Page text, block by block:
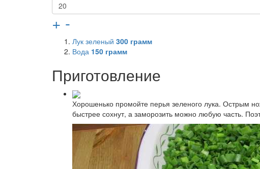
+ -
Лук зеленый 300 грамм
Вода 150 грамм
Приготовление
Хорошенько промойте перья зеленого лука. Острым
быстрее сохнут, а заморозить можно любую часть.